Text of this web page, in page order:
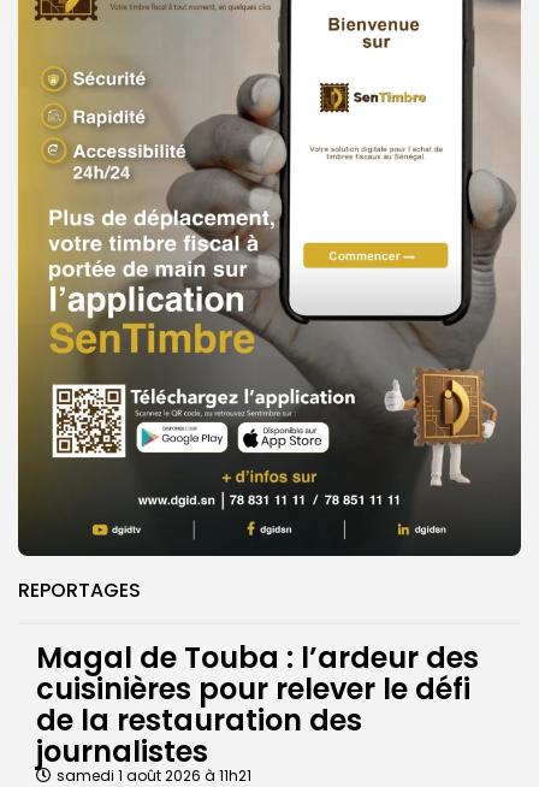
REPORTAGES
Magal de Touba : l’ardeur des
cuisinières pour relever le défi
de la restauration des
journalistes
samedi 1 août 2026 à 11h21